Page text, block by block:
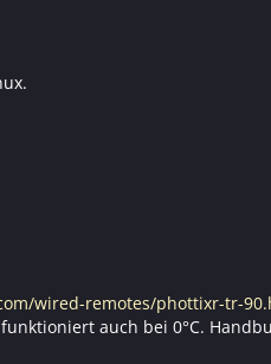
wired-remotes/phottixr-tr-
auch bei 0°C.